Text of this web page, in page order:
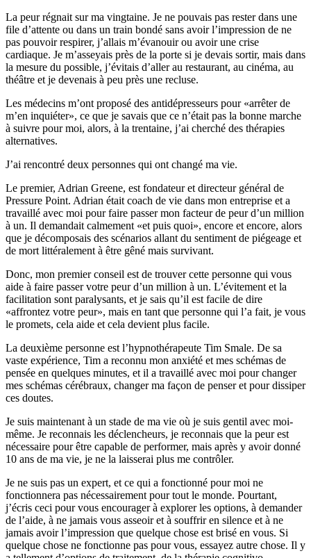
La peur régnait sur ma vingtaine. Je ne pouvais pas rester dans une
file d’attente ou dans un train bondé sans avoir l’impression de ne
pas pouvoir respirer, j’allais m’évanouir ou avoir une crise
cardiaque. Je m’asseyais près de la porte si je devais sortir, mais dans
la mesure du possible, j’évitais d’aller au restaurant, au cinéma, au
théâtre et je devenais à peu près une recluse.
Les médecins m’ont proposé des antidépresseurs pour «arrêter de
m’en inquiéter», ce que je savais que ce n’était pas la bonne marche
à suivre pour moi, alors, à la trentaine, j’ai cherché des thérapies
alternatives.
J’ai rencontré deux personnes qui ont changé ma vie.
Le premier, Adrian Greene, est fondateur et directeur général de
Pressure Point. Adrian était coach de vie dans mon entreprise et a
travaillé avec moi pour faire passer mon facteur de peur d’un million
à un. Il demandait calmement «et puis quoi», encore et encore, alors
que je décomposais des scénarios allant du sentiment de piégeage et
de mort littéralement à être gêné mais survivant.
Donc, mon premier conseil est de trouver cette personne qui vous
aide à faire passer votre peur d’un million à un. L’évitement et la
facilitation sont paralysants, et je sais qu’il est facile de dire
«affrontez votre peur», mais en tant que personne qui l’a fait, je vous
le promets, cela aide et cela devient plus facile.
La deuxième personne est l’hypnothérapeute Tim Smale. De sa
vaste expérience, Tim a reconnu mon anxiété et mes schémas de
pensée en quelques minutes, et il a travaillé avec moi pour changer
mes schémas cérébraux, changer ma façon de penser et pour dissiper
ces doutes.
Je suis maintenant à un stade de ma vie où je suis gentil avec moi-
même. Je reconnais les déclencheurs, je reconnais que la peur est
nécessaire pour être capable de performer, mais après y avoir donné
10 ans de ma vie, je ne la laisserai plus me contrôler.
Je ne suis pas un expert, et ce qui a fonctionné pour moi ne
fonctionnera pas nécessairement pour tout le monde. Pourtant,
j’écris ceci pour vous encourager à explorer les options, à demander
de l’aide, à ne jamais vous asseoir et à souffrir en silence et à ne
jamais avoir l’impression que quelque chose est brisé en vous. Si
quelque chose ne fonctionne pas pour vous, essayez autre chose. Il y